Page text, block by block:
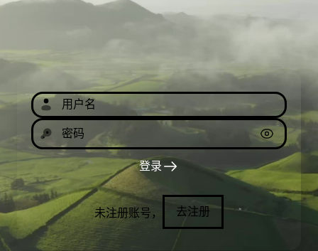
用户名
密码
登录
未注册账号， 去注册